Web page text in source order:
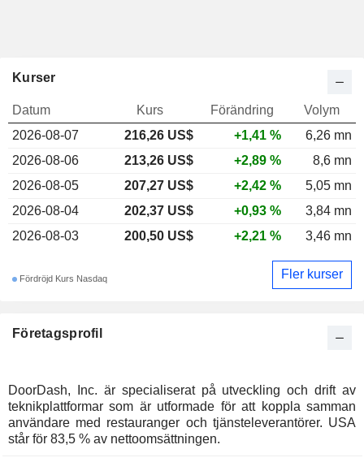
Företagsprofil
DoorDash, Inc. är specialiserat på utveckling och drift av
teknikplattformar som är utformade för att koppla samman
användare med restauranger och tjänsteleverantörer. USA
står för 83,5 % av nettoomsättningen.
Kurser
Datum Kurs Förändring
Volym
2026-08-07
216,26 US$ +1,41 %
6,26 mn
2026-08-06
213,26 US$ +2,89 %
8,6 mn
2026-08-05
207,27 US$ +2,42 %
5,05 mn
2026-08-04
202,37 US$ +0,93 %
3,84 mn
2026-08-03
200,50 US$ +2,21 % 3,46 mn
Fördröjd Kurs Nasdaq Fler kurser